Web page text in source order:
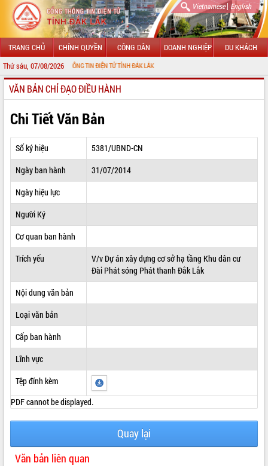
Vietnamese| English
TRANG CHỦ CHÍNH QUYỀN CÔNG DÂN DOANH NGHIỆP DU KHÁCH
Thứ sáu, 07/08/2026
VỚI CỔNG THÔNG TIN ĐIỆN TỬ TỈNH ĐẮK LẮK
GIỚI THIỆU
LÃNH ĐẠO UBND TỈNH
TIN TỨC SỰ KIỆN
SỞ, BAN, NGÀNH
THÔNG TIN CHỈ ĐẠO ĐIỀU HÀNH
HỆ THỐNG VĂN BẢN
VĂN BẢN HĐND TỈNH
ĐIỂM TIN VĂN BẢN
VĂN BẢN CHỈ ĐẠO ĐIỀU HÀNH
Chi Tiết Văn Bản
Số ký hiệu
5381/UBND-CN
Ngày ban hành
31/07/2014
Ngày hiệu lực
Người Ký
Cơ quan ban hành
Trích yếu
V/v Dự án xây dựng cơ sở hạ tầng Khu dân cư
Đài Phát sóng Phát thanh Đắk Lắk
Nội dung văn bản
Loại văn bản
Cấp ban hành
Lĩnh vực
Tệp đính kèm
PDF cannot be displayed.
Quay lại
Văn bản liên quan